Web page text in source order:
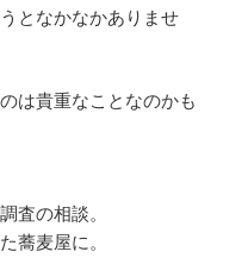
となかなかありませ
は貴重なことなのかも
査の相談。
蕎麦屋に。